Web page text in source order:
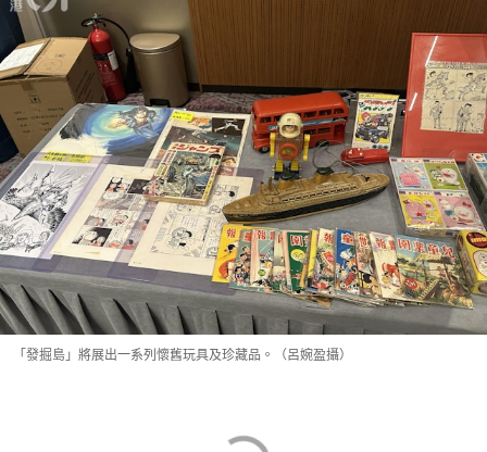
「發掘島」將展出一系列懷舊玩具及珍藏品。（呂婉盈攝）